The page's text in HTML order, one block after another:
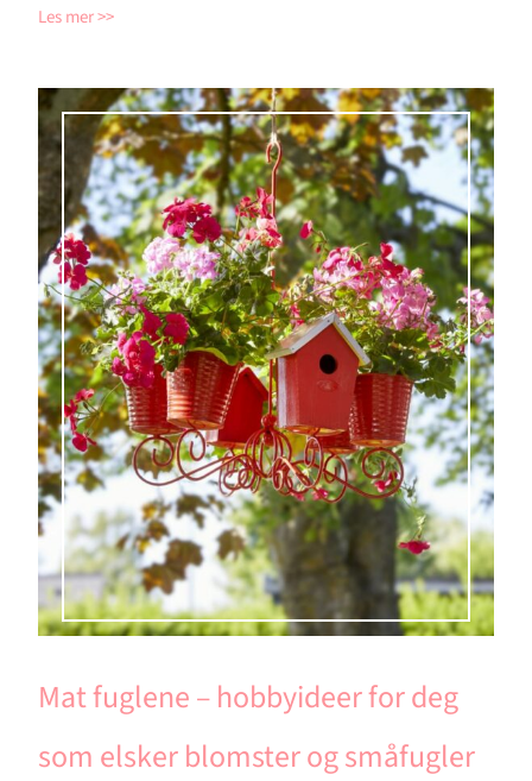
Les mer
Mat fuglene – hobbyideer for deg
som elsker blomster og småfugler